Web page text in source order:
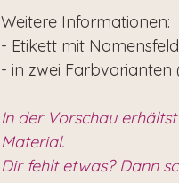
Weitere Informationen:
- Etikett mit Namensfeld
- in zwei Farbvarianten
In der Vorschau
Material.
Dir fehlt etwas? Dann